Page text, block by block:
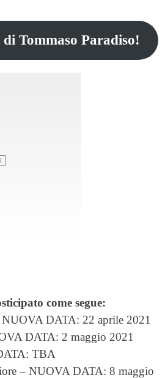
Tommaso Paradiso!
come segue:
DATA: 22 aprile 2021
DATA: 2 maggio 2021
TBA
– NUOVA DATA: 8 maggio